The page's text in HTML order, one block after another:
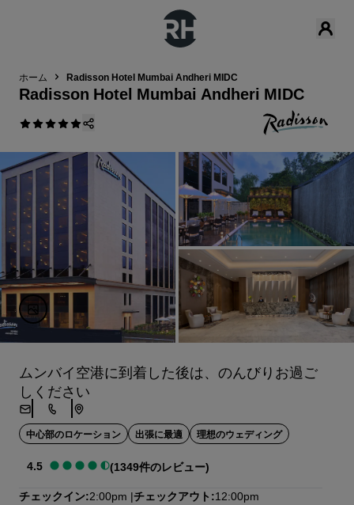
ホーム Radisson Hotel Mumbai Andheri MIDC
Radisson Hotel Mumbai Andheri MIDC
ムンバイ空港に到着した後は、のんびりお過ご
しください
中心部のロケーション 出張に最適 理想のウェディング
4.5
(1349件のレビュー)
チェックイン 2:00pm チェックアウト 12:00pm